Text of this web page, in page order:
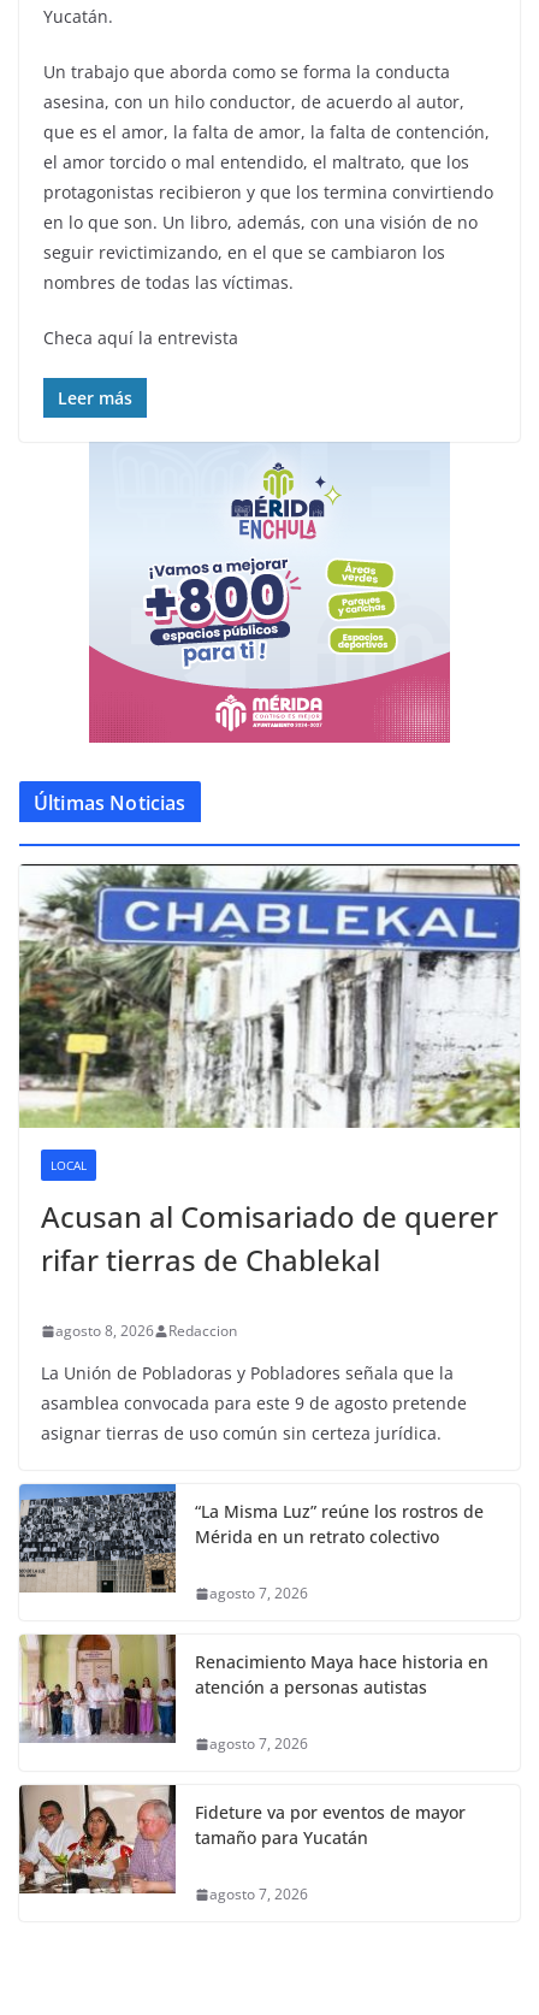
Yucatán.
Un trabajo que aborda como se forma la conducta
asesina, con un hilo conductor, de acuerdo al autor,
que es el amor, la falta de amor, la falta de contención,
el amor torcido o mal entendido, el maltrato, que los
protagonistas recibieron y que los termina convirtiendo
en lo que son. Un libro, además, con una visión de no
seguir revictimizando, en el que se cambiaron los
nombres de todas las víctimas.
Checa aquí la entrevista
Leer más
Últimas Noticias
LOCAL
Acusan al Comisariado de querer
rifar tierras de Chablekal
agosto 8, 2026 Redaccion
La Unión de Pobladoras y Pobladores señala que la
asamblea convocada para este 9 de agosto pretende
asignar tierras de uso común sin certeza jurídica.
“La Misma Luz” reúne los rostros de
Mérida en un retrato colectivo
agosto 7, 2026
Renacimiento Maya hace historia en
atención a personas autistas
agosto 7, 2026
Fideture va por eventos de mayor
tamaño para Yucatán
agosto 7, 2026